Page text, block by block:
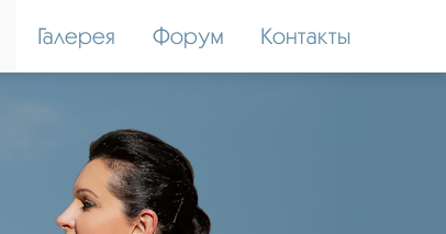
Галерея Форум Контакты